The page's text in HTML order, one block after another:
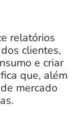
relatórios
clientes,
e criar
que, além
mercado